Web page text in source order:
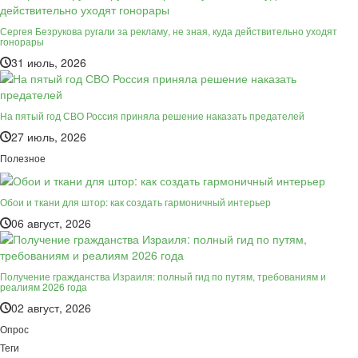
Сергея Безрукова ругали за рекламу, не зная, куда действительно уходят
гонорары
31 июль, 2026
На пятый год СВО Россия приняла решение наказать предателей
27 июль, 2026
Полезное
Обои и ткани для штор: как создать гармоничный интерьер
06 август, 2026
Получение гражданства Израиля: полный гид по путям, требованиям и
реалиям 2026 года
02 август, 2026
Опрос
Теги